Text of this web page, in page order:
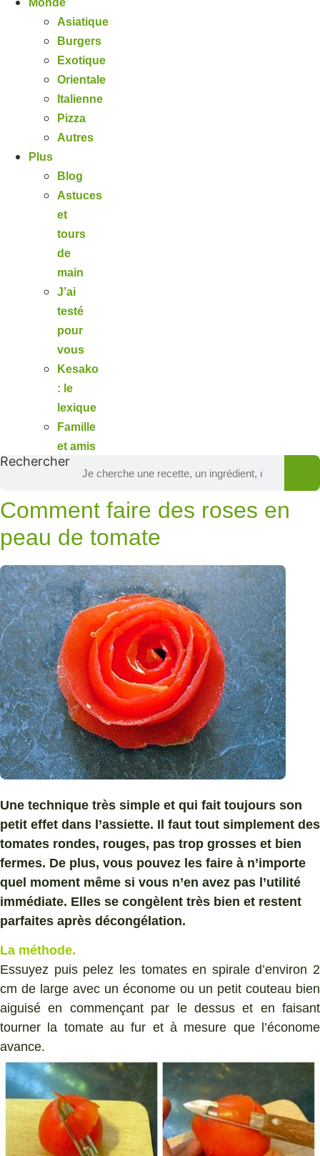
Monde
Asiatique
Burgers
Exotique
Orientale
Italienne
Pizza
Autres
Plus
Blog
Astuces
et
tours
de
main
J’ai
testé
pour
vous
Kesako
: le
lexique
Famille
et amis
Rechercher
Comment faire des roses en
peau de tomate
Une technique très simple et qui fait toujours son
petit effet dans l’assiette. Il faut tout simplement des
tomates rondes, rouges, pas trop grosses et bien
fermes. De plus, vous pouvez les faire à n’importe
quel moment même si vous n’en avez pas l’utilité
immédiate. Elles se congèlent très bien et restent
parfaites après décongélation.
La méthode.
Essuyez puis pelez les tomates en spirale d’environ 2
cm de large avec un économe ou un petit couteau bien
aiguisé en commençant par le dessus et en faisant
tourner la tomate au fur et à mesure que l’économe
avance.